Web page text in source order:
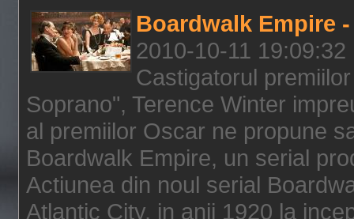
Boardwalk Empire
2010-10-11 19:09:32
Castigatorul
Soprano", Terence Winter
al premiilor Oscar ne propune
Boardwalk Empire, un serial
Actiunea din noul serial
Atlantic City, in anii 1920 la